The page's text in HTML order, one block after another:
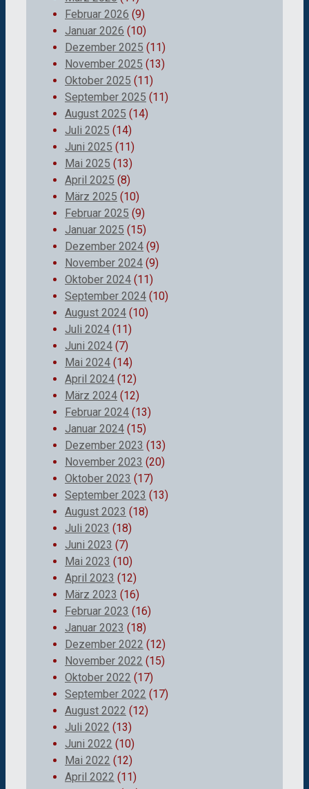
Februar 2026 (9)
Januar 2026 (10)
Dezember 2025 (11)
November 2025 (13)
Oktober 2025 (11)
September 2025 (11)
August 2025 (14)
Juli 2025 (14)
Juni 2025 (11)
Mai 2025 (13)
April 2025 (8)
März 2025 (10)
Februar 2025 (9)
Januar 2025 (15)
Dezember 2024 (9)
November 2024 (9)
Oktober 2024 (11)
September 2024 (10)
August 2024 (10)
Juli 2024 (11)
Juni 2024 (7)
Mai 2024 (14)
April 2024 (12)
März 2024 (12)
Februar 2024 (13)
Januar 2024 (15)
Dezember 2023 (13)
November 2023 (20)
Oktober 2023 (17)
September 2023 (13)
August 2023 (18)
Juli 2023 (18)
Juni 2023 (7)
Mai 2023 (10)
April 2023 (12)
März 2023 (16)
Februar 2023 (16)
Januar 2023 (18)
Dezember 2022 (12)
November 2022 (15)
Oktober 2022 (17)
September 2022 (17)
August 2022 (12)
Juli 2022 (13)
Juni 2022 (10)
Mai 2022 (12)
April 2022 (11)